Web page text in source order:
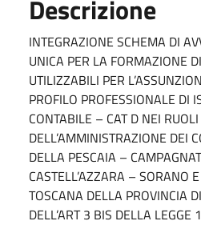
Descrizione
INTEGRAZIONE SCHEMA DI
UNICA PER LA FORMAZIONE
UTILIZZABILI PER
PROFILO PROFESSIONALE DI
CONTABILE – CAT D NEI RUOLI
DELL’AMMINISTRAZIONE DEI
DELLA PESCAIA –
CASTELL’AZZARA – SORANO
TOSCANA DELLA PROVINCIA
DELL’ART 3 BIS DELLA